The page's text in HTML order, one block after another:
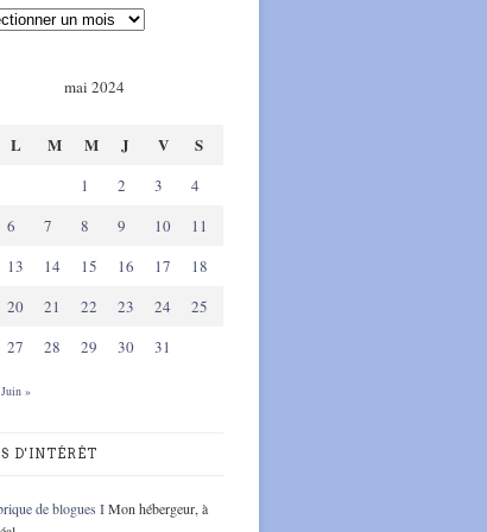
mai 2024
L M M J V S
1 2 3
4
6 7 8 9 10
11
13 14 15 16 17
18
20 21 22 23 24
25
27 28 29 30 31
Juin »
D'INTÉRÊT
de blogues IMon hébergeur, à